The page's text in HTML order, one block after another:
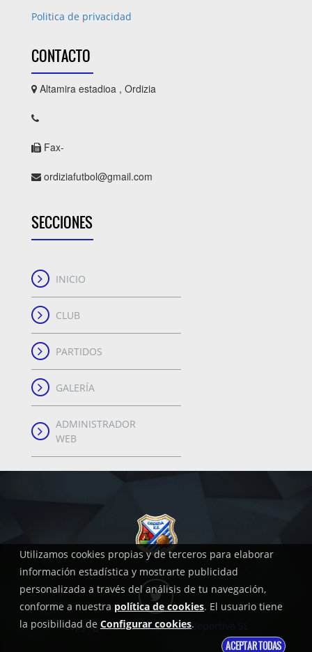
Politica de privacidad
CONTACTO
Altamira estadioa , Ordizia
Fax-
ordiziafutbol@gmail.com
SECCIONES
INICIO
CLUB
PARTIDOS
GALERÍA
ADMINISTRADOR
WEB
Copyright, 2018Grupoweb Deportiva SL
Utilizamos cookies propias y de terceros para elaborar
información estadística y mostrarte publicidad
personalizada a través del análisis de tu navegación,
conforme a nuestra política de cookies. El usuario tiene
la posibilidad de Configurar cookies.
ACEPTAR TODAS